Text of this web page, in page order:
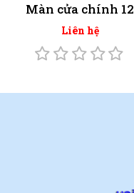
Màn cửa chính 12
Liên hệ